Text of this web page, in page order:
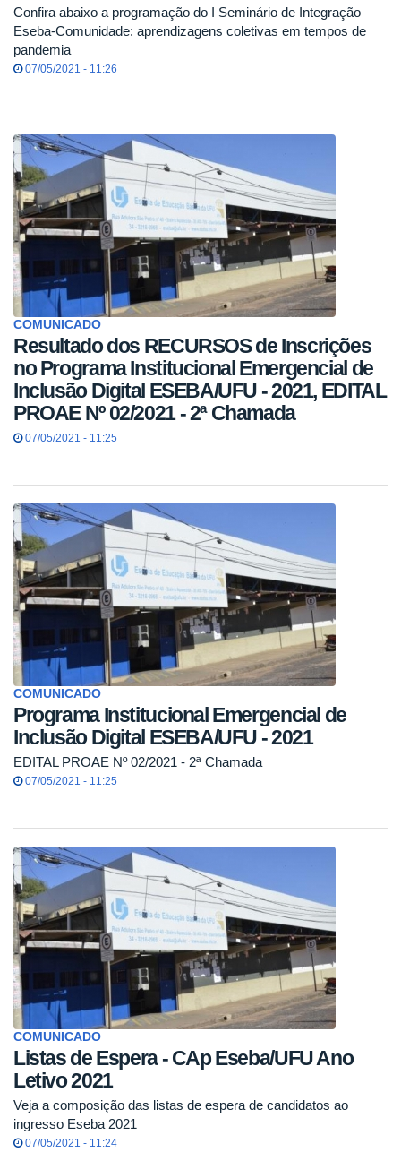
Confira abaixo a programação do I Seminário de Integração
Eseba-Comunidade: aprendizagens coletivas em tempos de
pandemia
07/05/2021 - 11:26
COMUNICADO
Resultado dos RECURSOS de Inscrições
no Programa Institucional Emergencial de
Inclusão Digital ESEBA/UFU - 2021, EDITAL
PROAE Nº 02/2021 - 2ª Chamada
07/05/2021 - 11:25
COMUNICADO
Programa Institucional Emergencial de
Inclusão Digital ESEBA/UFU - 2021
EDITAL PROAE Nº 02/2021 - 2ª Chamada
07/05/2021 - 11:25
COMUNICADO
Listas de Espera - CAp Eseba/UFU Ano
Letivo 2021
Veja a composição das listas de espera de candidatos ao
ingresso Eseba 2021
07/05/2021 - 11:24